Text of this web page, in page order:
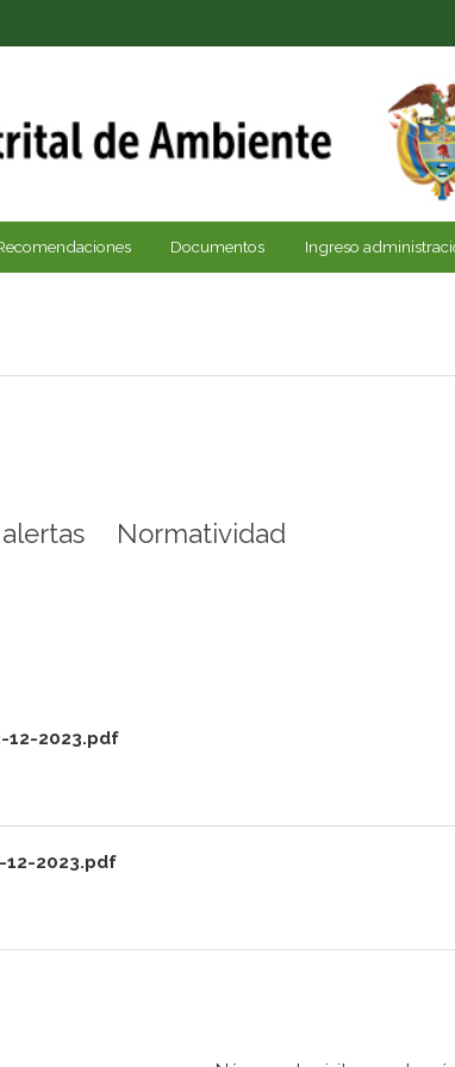
Documentos Ingreso
Normatividad
12-2023.pdf
2023.pdf